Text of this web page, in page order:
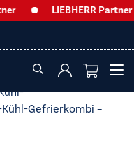
LIEBHERR Partner
Kühl-Gefrierkombi –